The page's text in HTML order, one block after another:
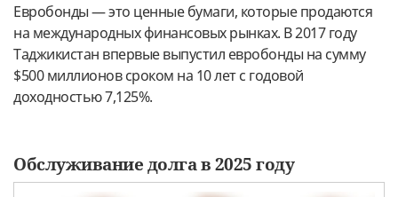
Евробонды — это ценные бумаги, которые продаются
на международных финансовых рынках. В 2017 году
Таджикистан впервые выпустил евробонды на сумму
$500 миллионов сроком на 10 лет с годовой
доходностью 7,125%.
Обслуживание долга в 2025 году